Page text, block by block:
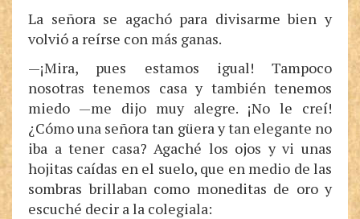
La señora se agachó para divisarme bien y
volvió a reírse con más ganas.
—¡Mira, pues estamos igual! Tampoco
nosotras tenemos casa y también tenemos
miedo —me dijo muy alegre. ¡No le creí!
¿Cómo una señora tan güera y tan elegante no
iba a tener casa? Agaché los ojos y vi unas
hojitas caídas en el suelo, que en medio de las
sombras brillaban como moneditas de oro y
escuché decir a la colegiala: